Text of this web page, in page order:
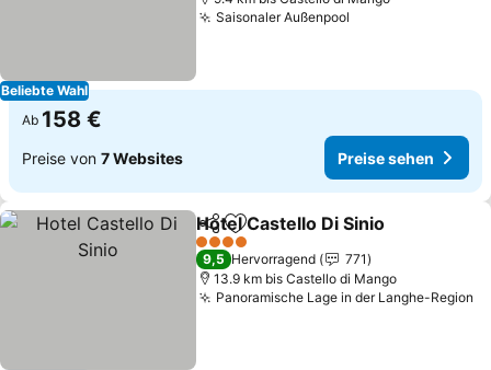
Beliebte Wahl
Saisonaler Außenpool
Ab 158 €
Preise von 7 Websites Preise sehen
TeilenZu Favoriten hinzufügen
Hotel Castello Di Sinio
4 Sterne
9,5 Hervorragend
771
13.9 km bis Castello di Mango
Panoramische Lage in der Langhe-Region